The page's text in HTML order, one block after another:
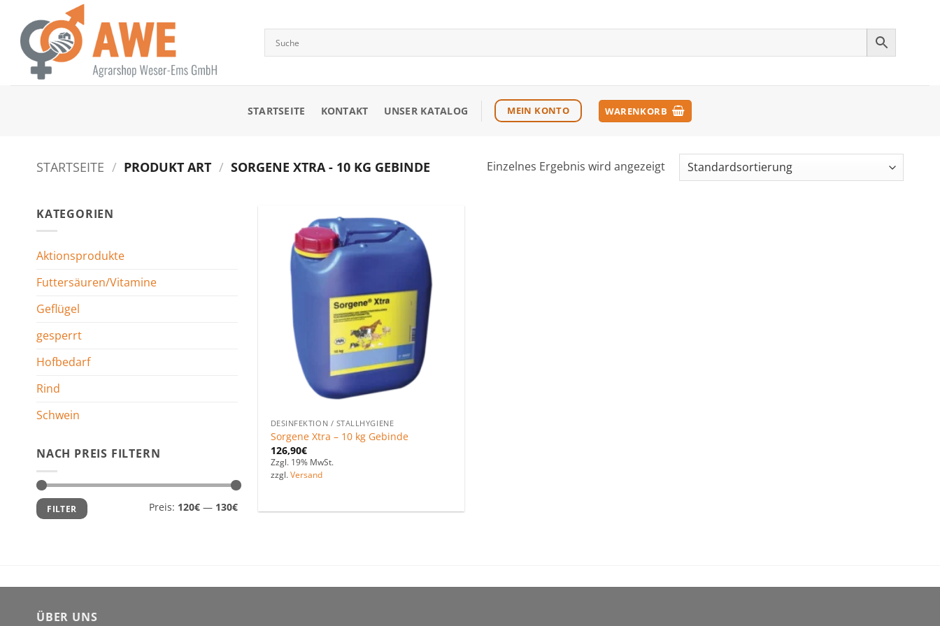
Inhalt
springen
STARTSEITE KONTAKT UNSER KATALOG MEIN KONTO WARENKORB
STARTSEITE / PRODUKT ART / SORGENE XTRA - 10 KG GEBINDE Einzelnes Ergebnis wird angezeigt
KATEGORIEN
Aktionsprodukte
Futtersäuren/Vitamine
Geflügel
gesperrt
Hofbedarf
Rind
Schwein
NACH PREIS FILTERN
Min.
Preis
Max.
Preis
FILTER Preis: 120€— 130€
Zu den
Favoriten
hinzufügen
DESINFEKTION / STALLHYGIENE
Sorgene Xtra – 10 kg Gebinde
126,90€
Zzgl. 19% MwSt.
zzgl. Versand
ÜBER UNS